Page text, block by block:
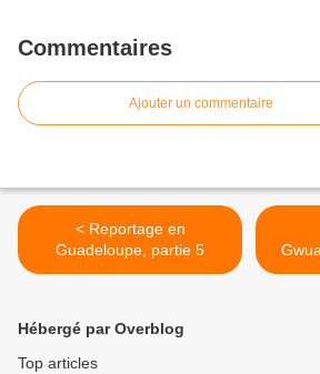
Commentaires
Ajouter un commentaire
< Reportage en
Guadeloupe, partie 5
Hébergé par Overblog
Top articles